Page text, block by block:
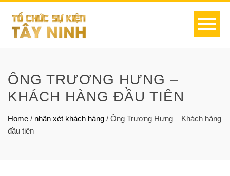
ÔNG TRƯƠNG HƯNG –
KHÁCH HÀNG ĐẦU TIÊN
Home / nhận xét khách hàng / Ông Trương Hưng – Khách hàng
đầu tiên